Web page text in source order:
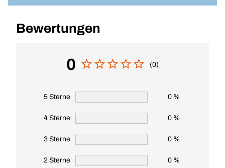
Bewertungen
0 (0)
5 Sterne 0 %
4 Sterne 0 %
3 Sterne 0 %
2 Sterne 0 %